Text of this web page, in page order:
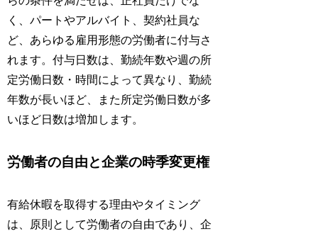
く、パートやアルバイト、契約社員な
ど、あらゆる雇用形態の労働者に付与さ
れます。付与日数は、勤続年数や週の所
定労働日数・時間によって異なり、勤続
年数が長いほど、また所定労働日数が多
いほど日数は増加します。
労働者の自由と企業の時季変更権
有給休暇を取得する理由やタイミング
は、原則として労働者の自由であり、企